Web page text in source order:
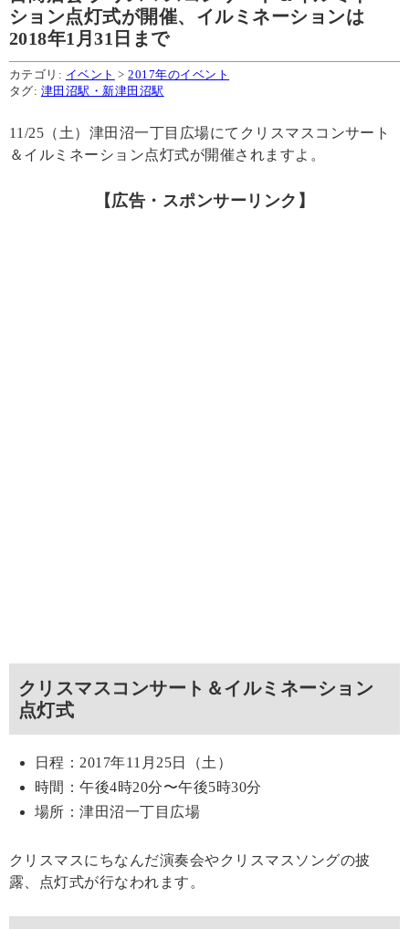
ション点灯式が開催、イルミネーションは
2018年1月31日まで
カテゴリ: イベント >2017年のイベント
タグ: 津田沼駅・新津田沼駅
11/25（土）津田沼一丁目広場にてクリスマスコンサート
＆イルミネーション点灯式が開催されますよ。
【広告・スポンサーリンク】
クリスマスコンサート＆イルミネーション
点灯式
日程：2017年11月25日（土）
時間：午後4時20分〜午後5時30分
場所：津田沼一丁目広場
クリスマスにちなんだ演奏会やクリスマスソングの披
露、点灯式が行なわれます。